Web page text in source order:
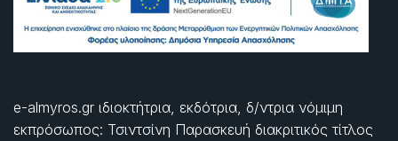
e-almyros.gr ιδιοκτήτρια, εκδότρια, δ/ντρια νόμιμη
εκπρόσωπος: Τσιντσίνη Παρασκευή διακριτικός τίτλος